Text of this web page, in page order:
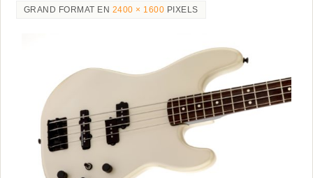
GRAND FORMAT EN 2400 × 1600 PIXELS